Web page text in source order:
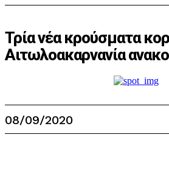
Τρία νέα κρούσματα
Αιτωλοακαρνανία
08/09/2020